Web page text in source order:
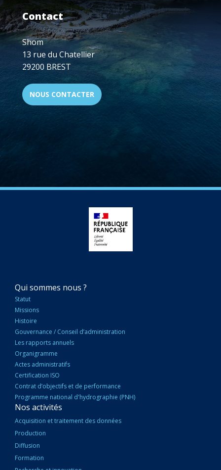
Contact
Shom
13 rue du Chatellier
29200 BREST
NOUS CONTACTER
NAVIGATION
PRINCIPALE
Qui sommes nous ?
Statut
Missions
Histoire
Gouvernance / Conseil d’administration
Les rapports annuels
Organigramme
Actes administratifs
Certification ISO
Contrat d’objectifs et de performance
Programme national d'hydrographie (PNH)
Nos activités
Acquisition et traitement des données
Production
Diffusion
Formation